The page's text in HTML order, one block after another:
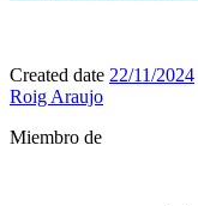
Created date 22/11/2024
Roig Araujo
Miembro de